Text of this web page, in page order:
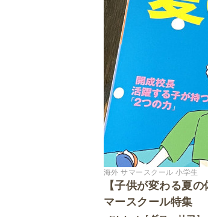
海外 サマースクール 小学生
【子供が変わる夏
マースクール特集